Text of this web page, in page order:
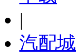
|
汽配城